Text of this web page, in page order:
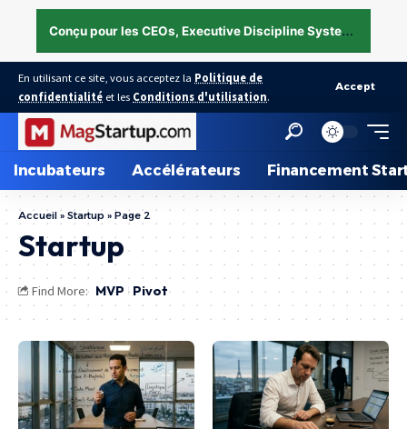
C
onçu pour les CEOs, Executive Discipline System — structurer l’exécution sous pression →
En utilisant ce site, vous acceptez la Politique de
confidentialité et les Conditions d'utilisation.
Accept
Incubateurs Accélérateurs Financement
Accueil » Startup » Page 2
Startup
Find More: MVP Pivot